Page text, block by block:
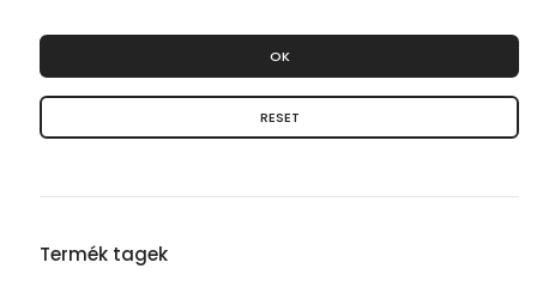
OK
RESET
Termék tagek